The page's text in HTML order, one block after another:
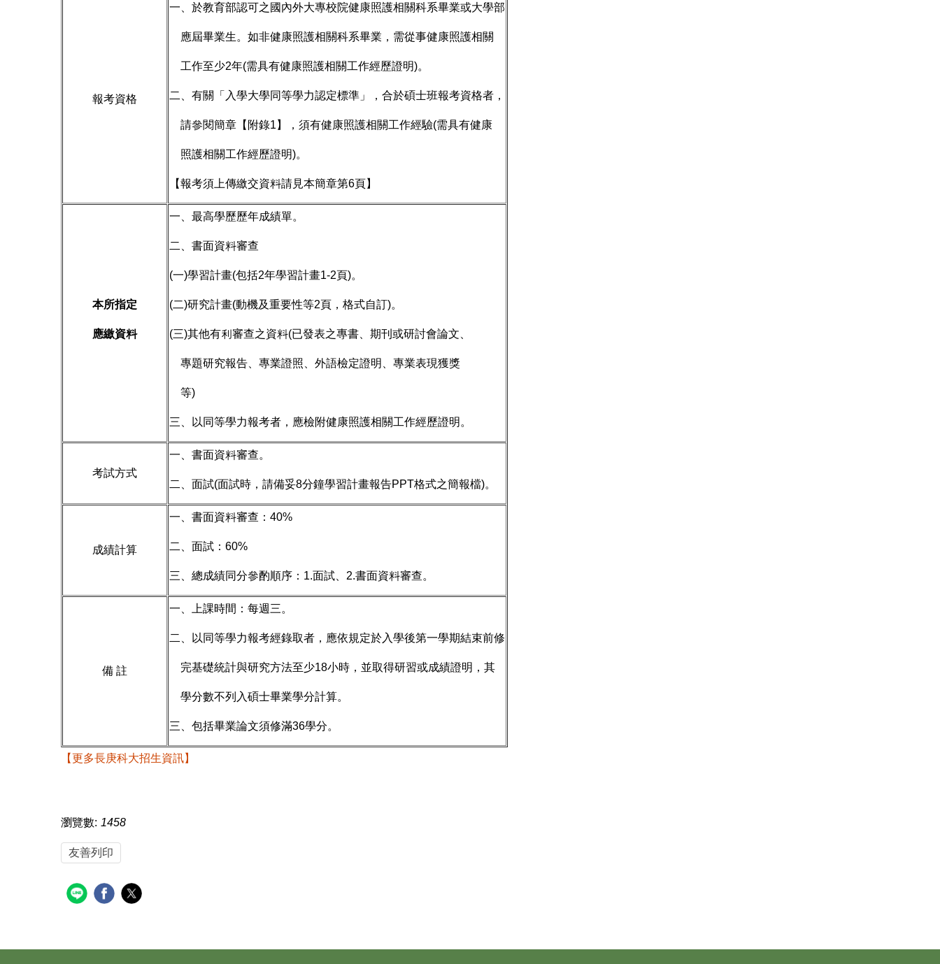
報考資格
一、於教育部認可之國內外大專校院健康照護相關科系畢業或大學部
應屆畢業生。如非健康照護相關科系畢業，需從事健康照護相關
工作至少2年(需具有健康照護相關工作經歷證明)。
二、有關「入學大學同等學力認定標準」，合於碩士班報考資格者，
請參閱簡章【附錄1】，須有健康照護相關工作經驗(需具有健康
照護相關工作經歷證明)。
【報考須上傳繳交資料請見本簡章第6頁】
本所指定
應繳資料
一、最高學歷歷年成績單。
二、書面資料審查
(一)學習計畫(包括2年學習計畫1-2頁)。
(二)研究計畫(動機及重要性等2頁，格式自訂)。
(三)其他有利審查之資料(已發表之專書、期刊或研討會論文、
專題研究報告、專業證照、外語檢定證明、專業表現獲獎
等)
三、以同等學力報考者，應檢附健康照護相關工作經歷證明。
考試方式
一、書面資料審查。
二、面試(面試時，請備妥8分鐘學習計畫報告PPT格式之簡報檔)。
成績計算
一、書面資料審查：40%
二、面試：60%
三、總成績同分參酌順序：1.面試、2.書面資料審查。
備 註
一、上課時間：每週三。
二、以同等學力報考經錄取者，應依規定於入學後第一學期結束前修
完基礎統計與研究方法至少18小時，並取得研習或成績證明，其
學分數不列入碩士畢業學分計算。
三、包括畢業論文須修滿36學分。
【更多長庚科大招生資訊】
瀏覽數: 1458
友善列印